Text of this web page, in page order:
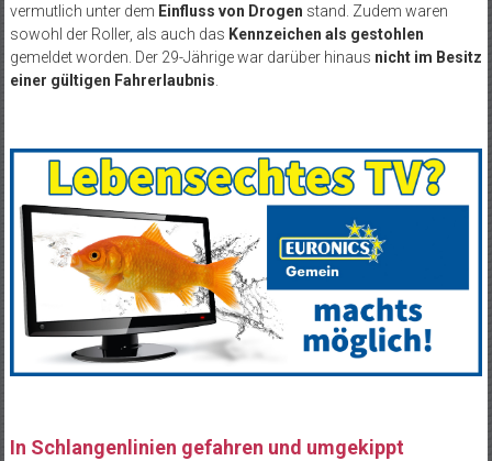
vermutlich unter dem Einfluss von Drogen stand. Zudem waren
sowohl der Roller, als auch das Kennzeichen als gestohlen
gemeldet worden. Der 29-Jährige war darüber hinaus nicht im Besitz
einer gültigen Fahrerlaubnis
In Schlangenlinien gefahren und umgekippt